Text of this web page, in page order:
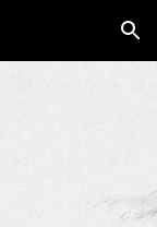
Skip to navigation